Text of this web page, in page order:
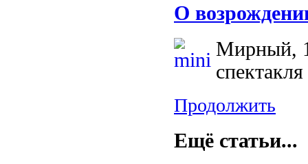
О
Мирный,
Продолжить
Ещё статьи...